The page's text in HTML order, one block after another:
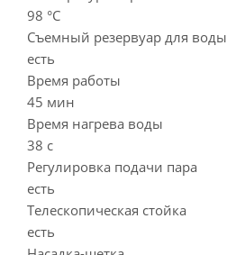
98 °C
Съемный резервуар для воды
есть
Время работы
45 мин
Время нагрева воды
38 с
Регулировка подачи пара
есть
Телескопическая стойка
есть